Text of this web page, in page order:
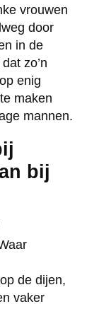
vrouwen
door
in de
zo’n
enig
maken
mannen.
bij
de dijen,
vaker